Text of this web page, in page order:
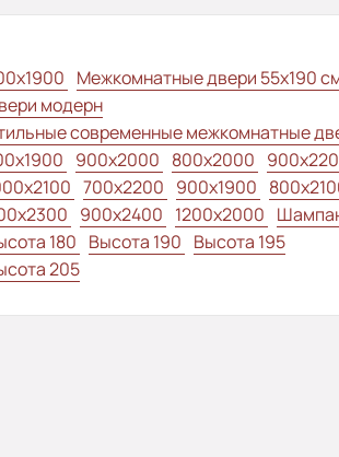
Межкомнатные двери 55х190
модерн
современные межкомнатные
900x2000 800x2000
700x2200 900x1900
900x2400 1200x2000
180 Высота 190 Высота 195
205